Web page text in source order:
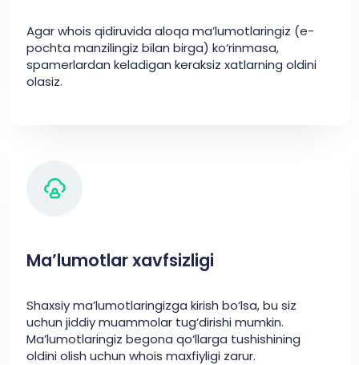
Agar whois qidiruvida aloqa ma’lumotlaringiz (e-
pochta manzilingiz bilan birga) ko‘rinmasa,
spamerlardan keladigan keraksiz xatlarning oldini
olasiz.
Ma’lumotlar xavfsizligi
Shaxsiy ma’lumotlaringizga kirish bo‘lsa, bu siz
uchun jiddiy muammolar tug‘dirishi mumkin.
Ma’lumotlaringiz begona qo‘llarga tushishining
oldini olish uchun whois maxfiyligi zarur.